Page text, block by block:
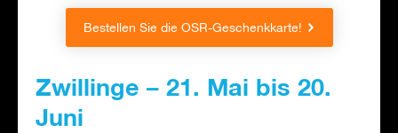
Bestellen Sie die OSR-Geschenkkarte!
Zwillinge – 21. Mai bis 20.
Juni